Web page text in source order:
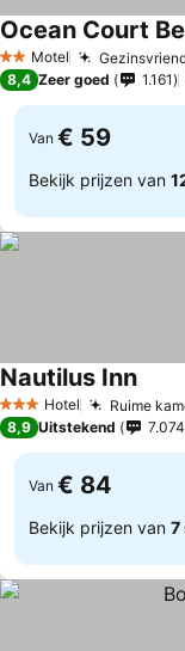
2 Sterren
Motel
Ocean Court
8,4 Zeer goed 1.161
Van € 59
Bekijk prijzen van
3 SterrenHotel Ruime
Nautilus Inn
8,9 Uitstekend 7.074
Van € 84
Bekijk prijzen van 7